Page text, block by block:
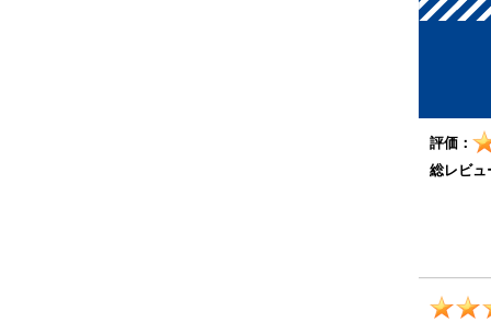
評価：
総レビュ